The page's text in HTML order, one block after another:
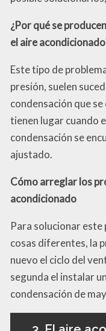
¿Por qué se
el aire
Este tipo de
presión, suelen
condensación que
tienen lugar cuando
condensación se
ajustado.
Cómo arreglar los
acondicionado
Para solucionar
cosas diferentes, la
nuevo el ciclo del
segunda el instalar
condensación de